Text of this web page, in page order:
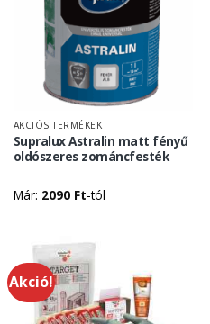
AKCIÓS TERMÉKEK
Supralux Astralin matt fényű
oldószeres zománcfesték
Már: 2090 Ft-tól
Akció!